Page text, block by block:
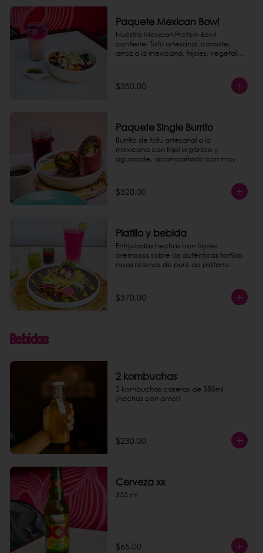
Paquete Mexican Bowl
Nuestro Mexican Protein Bowl
contiene: Tofu artesanal, camote,
arroz a la mexicana, frijoles, vegetales
Completa tu paquete con una
Horchata de Amaranto, que es una
$350.00
Paquete Single Burrito
Burrito de tofu artesanal a la
mexicana con frijol orgánico y
aguacate,  acompañado con mayo
paquete rico y saludable, que le
puedes dar un saber explosivo
$320.00
Platillo y bebida
Enfrijoladas hechas con frijoles
cremosos sobre las auténticas tortillas
rosas rellenas de puré de plátano
limonada rosa o agua de jamaica.
Puedes darles un toque más rico
$370.00
Bebidas
2 kombuchas
2 kombuchas caseras de 350ml
¡hechas con amor!
$230.00
Cerveza xx
355 ml.
$65.00